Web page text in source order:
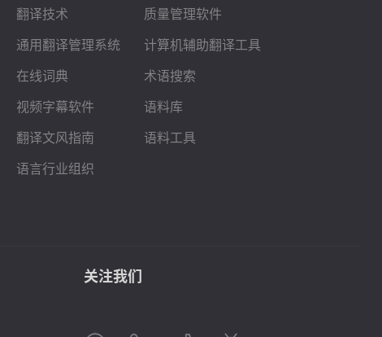
翻译技术
质量管理软件
通用翻译管理系统
计算机辅助翻译工具
在线词典
术语搜索
视频字幕软件
语料库
翻译文风指南
语料工具
语言行业组织
关注我们